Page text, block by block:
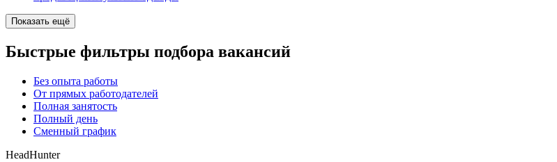
Показать ещё
Быстрые фильтры подбора вакансий
Без опыта работы
От прямых работодателей
Полная занятость
Полный день
Сменный график
HeadHunter